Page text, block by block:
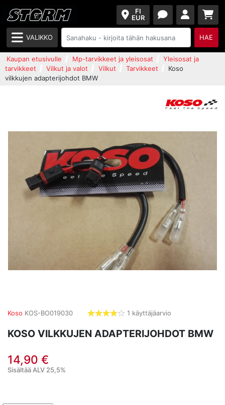
FI
EUR
VALIKKO HAE
Kaupan etusivulle Mp-tarvikkeet ja yleisosat
Yleisosat ja
tarvikkeet
Vilkut ja valot Vilkut Tarvikkeet
Koso
vilkkujen adapterijohdot BMW
Koso KOS-BO019030
tähdet
1 käyttäjäarvio
KOSO VILKKUJEN ADAPTERIJOHDOT BMW
14,90 €
Sisältää ALV 25,5%